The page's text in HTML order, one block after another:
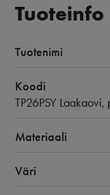
Tuoteinfo
Tuotenimi
Koodi
TP26PSY
Materiaali
Väri